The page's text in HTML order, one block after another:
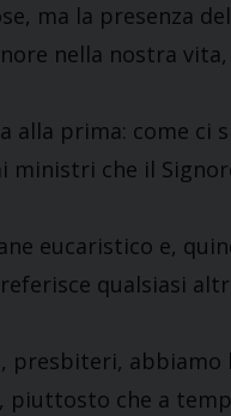
ma la presenza
nella nostra
alla prima: come ci
ministri che il
eucaristico e,
qualsiasi
presbiteri,
che a